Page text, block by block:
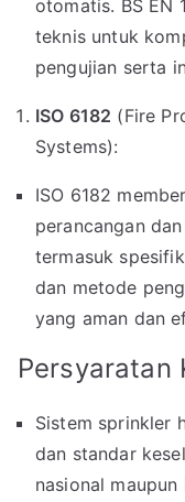
otomatis. BS EN
teknis untuk
pengujian serta
ISO 6182 (Fire
Systems):
ISO 6182
perancangan
termasuk
dan metode
yang aman dan
Persyaratan
Sistem sprinkler
dan standar
nasional